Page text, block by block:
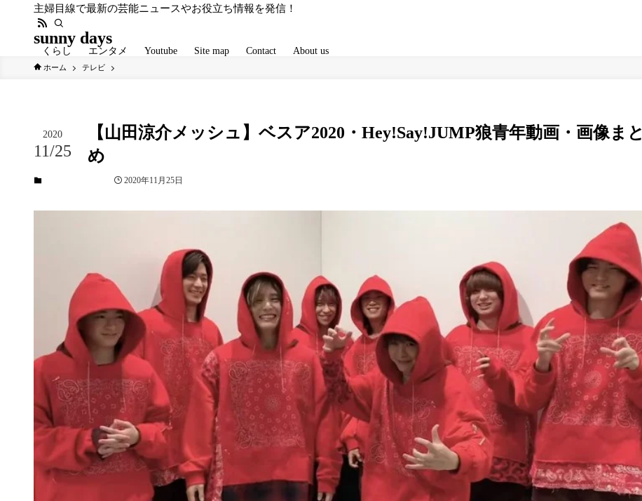
主婦目線で最新の芸能ニュースやお役立ち情報を発信！
sunny days
くらし エンタメ Youtube Site map Contact About us
ホーム テレビ
【山田涼介メッシュ】ベスア2020・Hey!Say!JUMP狼青年動画・画像まと
め
2020
11/25
2020年11月25日